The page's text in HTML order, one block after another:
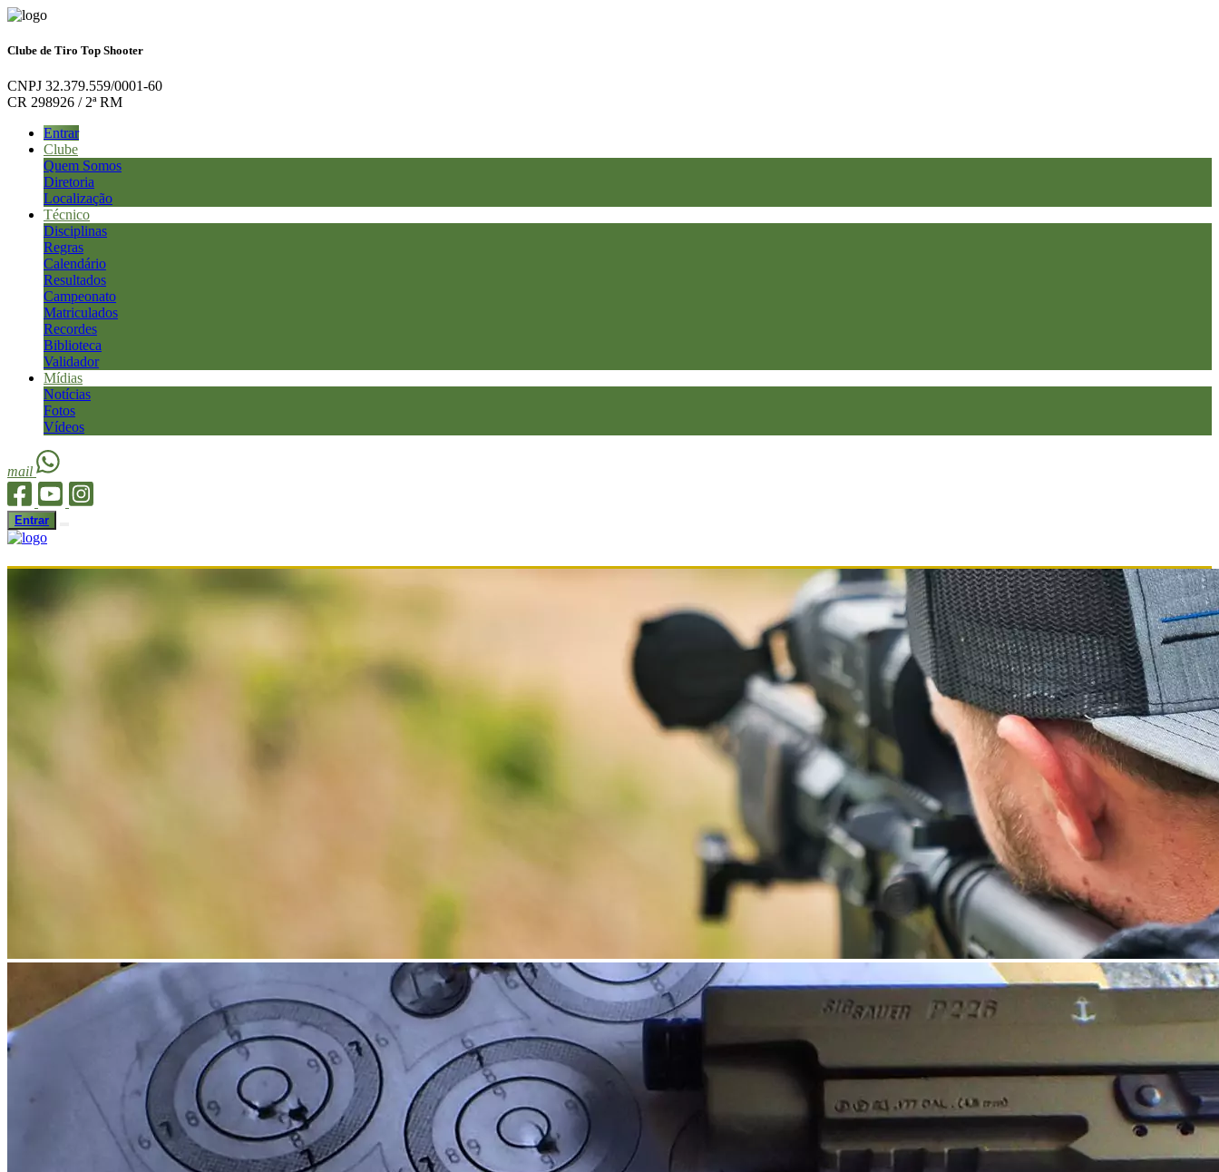
Clube de Tiro Top Shooter
CNPJ 32.379.559/0001-60
CR 298926 / 2ª RM
Entrar
Clube
Quem Somos
Diretoria
Localização
Técnico
Disciplinas
Regras
Calendário
Resultados
Campeonato
Matriculados
Recordes
Biblioteca
Validador
Mídias
Notícias
Fotos
Vídeos
mail
Entrar